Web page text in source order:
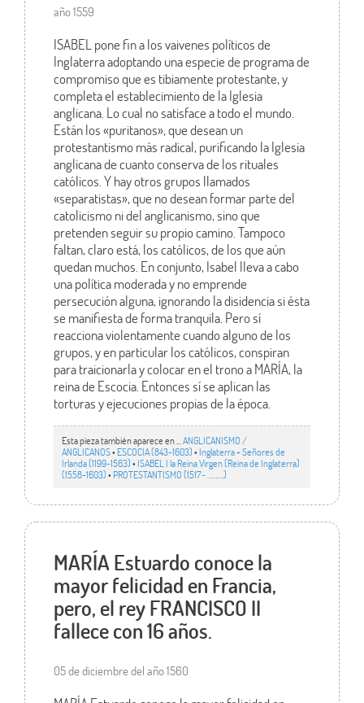
año 1559
ISABEL pone fin a los vaivenes políticos de
Inglaterra adoptando una especie de programa de
compromiso que es tibiamente protestante, y
completa el establecimiento de la Iglesia
anglicana. Lo cual no satisface a todo el mundo.
Están los «puritanos», que desean un
protestantismo más radical, purificando la Iglesia
anglicana de cuanto conserva de los rituales
católicos. Y hay otros grupos llamados
«separatistas», que no desean formar parte del
catolicismo ni del anglicanismo, sino que
pretenden seguir su propio camino. Tampoco
faltan, claro está, los católicos, de los que aún
quedan muchos. En conjunto, Isabel lleva a cabo
una política moderada y no emprende
persecución alguna, ignorando la disidencia si ésta
se manifiesta de forma tranquila. Pero sí
reacciona violentamente cuando alguno de los
grupos, y en particular los católicos, conspiran
para traicionarla y colocar en el trono a MARÍA, la
reina de Escocia. Entonces sí se aplican las
torturas y ejecuciones propias de la época.
Esta pieza también aparece en ... ANGLICANISMO /
ANGLICANOS• ESCOCIA (843-1603)• Inglaterra + Señores de
Irlanda (1199-1563)• ISABEL I la Reina Virgen (Reina de Inglaterra)
(1558-1603)• PROTESTANTISMO (1517- ……….)
MARÍA Estuardo conoce la
mayor felicidad en Francia,
pero, el rey FRANCISCO II
fallece con 16 años.
05 de diciembre del año 1560